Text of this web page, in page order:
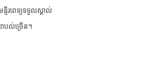
ទីរពេទ្យទទួលស្គាល់
បល់ច្រើន។